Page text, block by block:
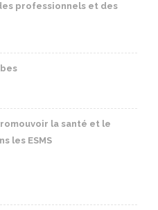
professionnels et des
la santé et le
les ESMS